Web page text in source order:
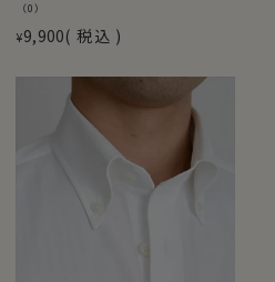
（0）
¥9,900 税込